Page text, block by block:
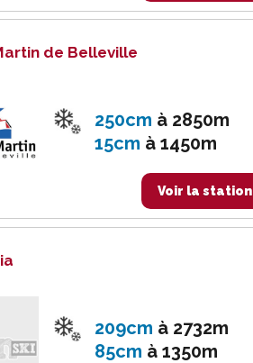
de Belleville
250cm à 2850m
15cm à 1450m
Voir la station
209cm à 2732m
85cm à 1350m